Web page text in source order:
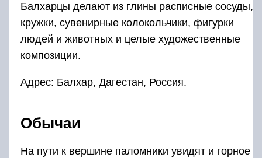
Балхарцы делают из глины расписные сосуды,
кружки, сувенирные колокольчики, фигурки
людей и животных и целые художественные
композиции.
Адрес: Балхар, Дагестан, Россия.
Обычаи
На пути к вершине паломники увидят и горное